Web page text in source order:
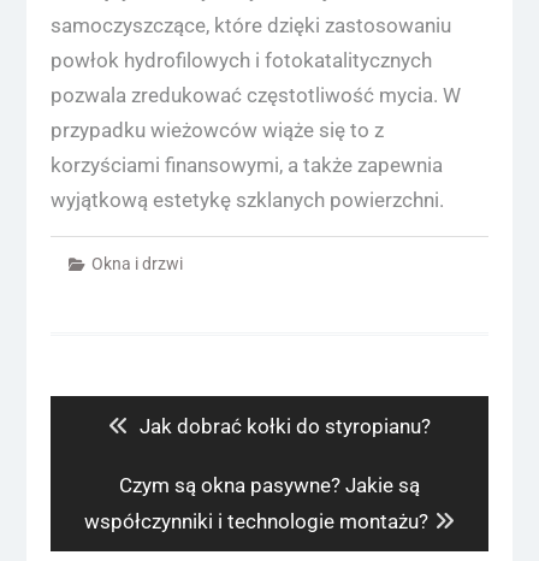
samoczyszczące, które dzięki zastosowaniu
powłok hydrofilowych i fotokatalitycznych
pozwala zredukować częstotliwość mycia. W
przypadku wieżowców wiąże się to z
korzyściami finansowymi, a także zapewnia
wyjątkową estetykę szklanych powierzchni.
Okna i drzwi
Previous
Jak dobrać kołki do styropianu?
Next
post:
Czym są okna pasywne? Jakie są
współczynniki i technologie montażu?